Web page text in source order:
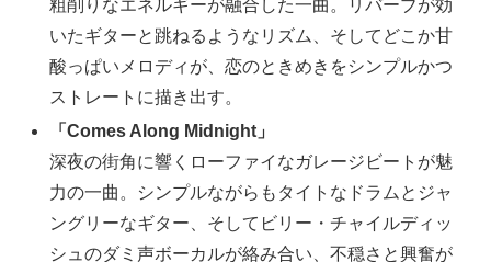
粗削りなエネルギーが融合した一曲。リバーブが効
いたギターと跳ねるようなリズム、そしてどこか甘
酸っぱいメロディが、恋のときめきをシンプルかつ
ストレートに描き出す。
「Comes Along Midnight」
深夜の街角に響くローファイなガレージビートが魅
力の一曲。シンプルながらもタイトなドラムとジャ
ングリーなギター、そしてビリー・チャイルディッ
シュのダミ声ボーカルが絡み合い、不穏さと興奮が